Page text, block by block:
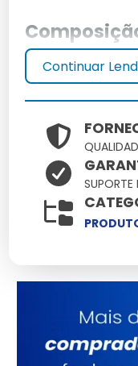
Sanitária
A água
para
composta por
Função
Sanitária
Alvejante:
Continuar
SUPORTE